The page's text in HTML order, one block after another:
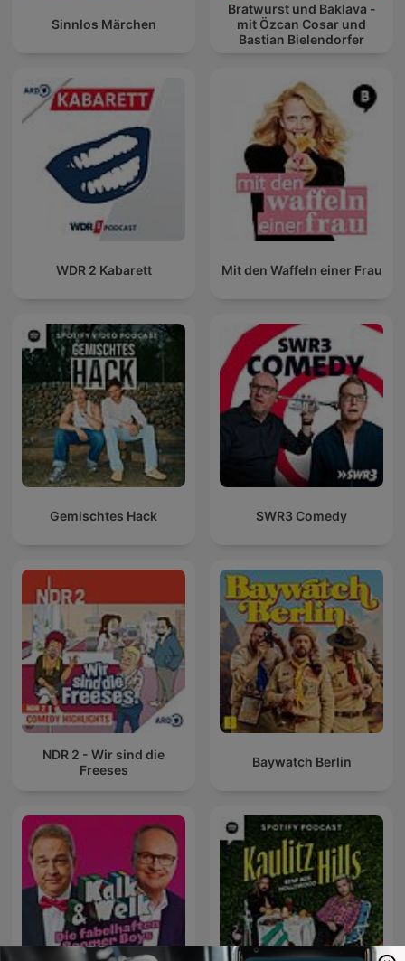
Sinnlos Märchen
Bratwurst und Baklava -
mit Özcan Cosar und
Bastian Bielendorfer
WDR 2 Kabarett Mit den Waffeln einer Frau
Gemischtes Hack SWR3 Comedy
NDR 2 - Wir sind die
Freeses
Baywatch Berlin